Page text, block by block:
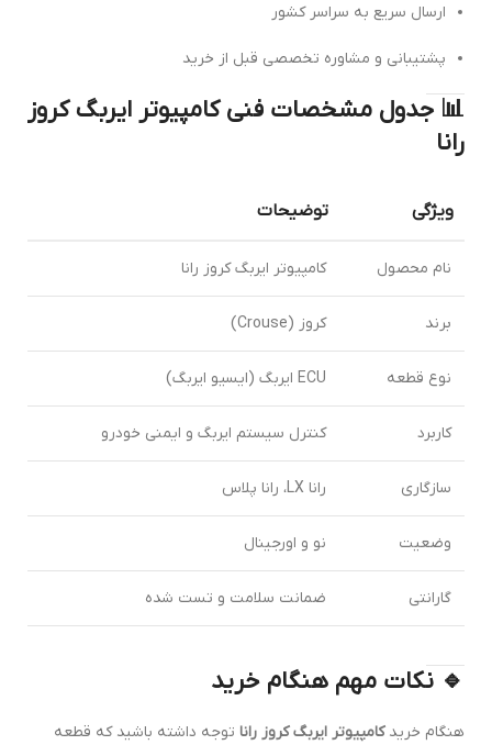
ارسال سریع به سراسر کشور
پشتیبانی و مشاوره تخصصی قبل از خرید
📊 جدول مشخصات فنی کامپیوتر ایربگ کروز
رانا
ویژگی توضیحات
نام محصول کامپیوتر ایربگ کروز رانا
برند کروز (Crouse)
نوع قطعه ECU ایربگ (ایسیو ایربگ)
کاربرد کنترل سیستم ایربگ و ایمنی خودرو
سازگاری رانا LX، رانا پلاس
وضعیت نو و اورجینال
گارانتی ضمانت سلامت و تست شده
🔹 نکات مهم هنگام خرید
هنگام خریدکامپیوتر ایربگ کروز رانا توجه داشته باشید که قطعه